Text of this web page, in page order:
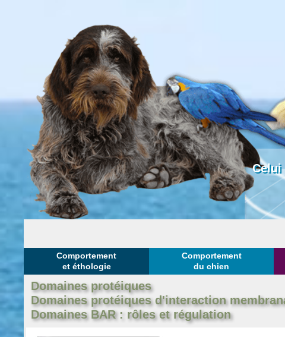
Celui
Comportement
et éthologie
Comportement
du chien
Domaines protéiques
Domaines protéiques d'interaction
Domaines BAR : rôles et régulation